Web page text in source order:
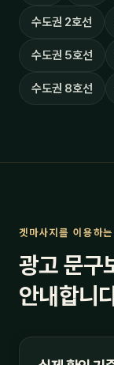
수도권 2호선
수도권 5호선
수도권 8호선
겟마사지를 이용하
광고 문구
안내합니